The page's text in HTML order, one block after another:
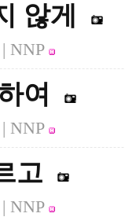
않게
| NNP
여
| NNP
고
| NNP